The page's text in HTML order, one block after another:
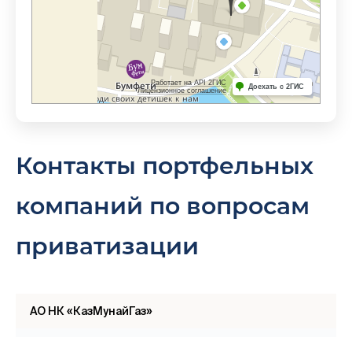
Контакты портфельных
компаний по вопросам
приватизации
АО НК «КазМунайГаз»